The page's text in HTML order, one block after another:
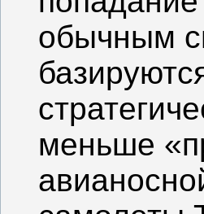
обычным
меньше